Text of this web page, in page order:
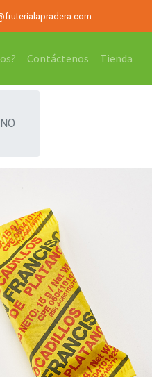
Contáctenos Tienda